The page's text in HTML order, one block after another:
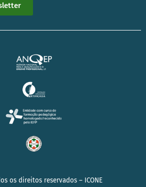
os direitos reservados – ICONE